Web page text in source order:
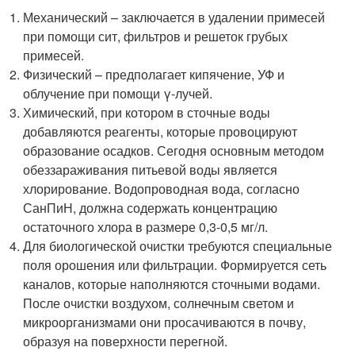
Механический – заключается в удалении примесей
при помощи сит, фильтров и решеток грубых
примесей.
Физический – предполагает кипячение, УФ и
облучение при помощи γ-лучей.
Химический, при котором в сточные воды
добавляются реагенты, которые провоцируют
образование осадков. Сегодня основным методом
обеззараживания питьевой воды является
хлорирование. Водопроводная вода, согласно
СанПиН, должна содержать концентрацию
остаточного хлора в размере 0,3-0,5 мг/л.
Для биологической очистки требуются специальные
поля орошения или фильтрации. Формируется сеть
каналов, которые наполняются сточными водами.
После очистки воздухом, солнечным светом и
микроорганизмами они просачиваются в почву,
образуя на поверхности перегной.